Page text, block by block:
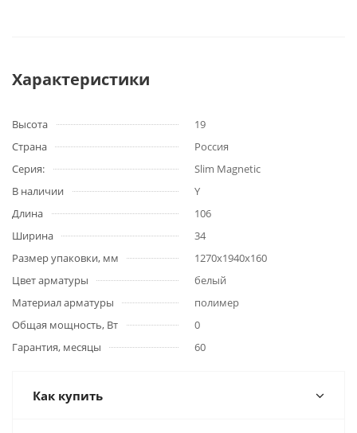
Характеристики
Высота
19
Страна
Россия
Серия:
Slim Magnetic
В наличии
Y
Длина
106
Ширина
34
Размер упаковки, мм
1270x1940x160
Цвет арматуры
белый
Материал арматуры
полимер
Общая мощность, Вт
0
Гарантия, месяцы
60
Как купить